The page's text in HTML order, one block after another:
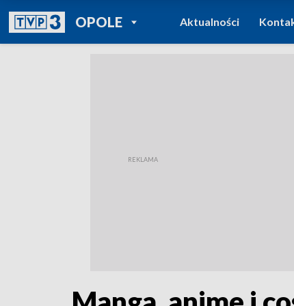
OPOLEPOWRÓT DO
TVP REGIONY
Aktualności